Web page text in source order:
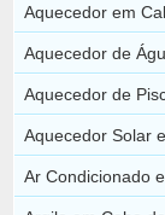
Aquecedor em
Aquecedor de
Aquecedor de
Aquecedor Solar
Ar Condicionado